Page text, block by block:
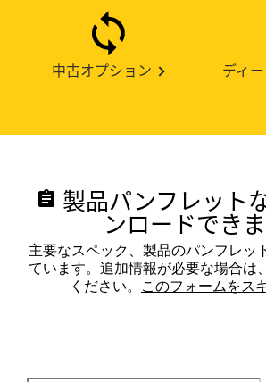
中古オプション ディ
assignment 製品パンフレット
ンロードでき
主要なスペック、製品のパンフレッ
ています。追加情報が必要な場合は
ください。 このフォームをス